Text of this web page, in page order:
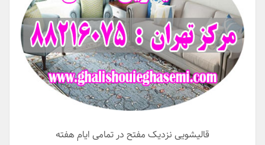
قالیشویی نزدیک مفتح در تمامی ایام هفته